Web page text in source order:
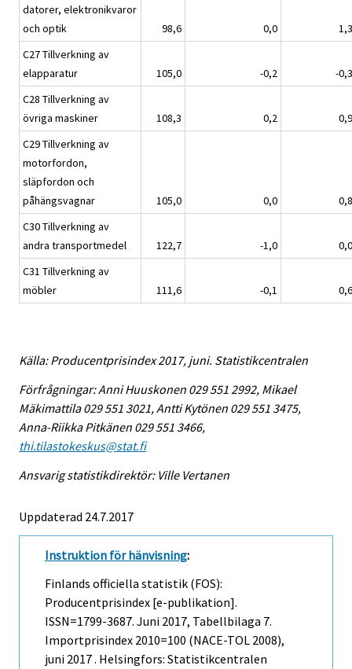
datorer, elektronikvaror
och optik
98,6 0,0
1,3
C27 Tillverkning av
elapparatur
105,0 -0,2
-0,3
C28 Tillverkning av
övriga maskiner
108,3 0,2
0,9
C29 Tillverkning av
motorfordon,
släpfordon och
påhängsvagnar
105,0 0,0
0,8
C30 Tillverkning av
andra transportmedel
122,7 -1,0
0,0
C31 Tillverkning av
möbler
111,6 -0,1 0,6
Källa: Producentprisindex 2017, juni. Statistikcentralen
Förfrågningar: Anni Huuskonen 029 551 2992, Mikael
Mäkimattila 029 551 3021, Antti Kytönen 029 551 3475,
Anna-Riikka Pitkänen 029 551 3466,
thi.tilastokeskus@stat.fi
Ansvarig statistikdirektör: Ville Vertanen
Uppdaterad 24.7.2017
Instruktion för hänvisning:
Finlands officiella statistik (FOS):
Producentprisindex [e-publikation].
ISSN=1799-3687. Juni 2017, Tabellbilaga 7.
Importprisindex 2010=100 (NACE-TOL 2008),
juni 2017 . Helsingfors: Statistikcentralen